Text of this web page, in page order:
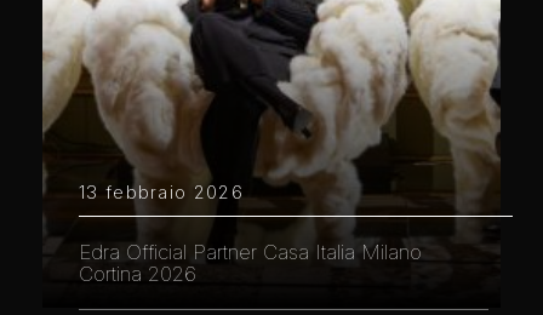
13 febbraio 2026
Edra Official Partner Casa Italia Milano
Cortina 2026